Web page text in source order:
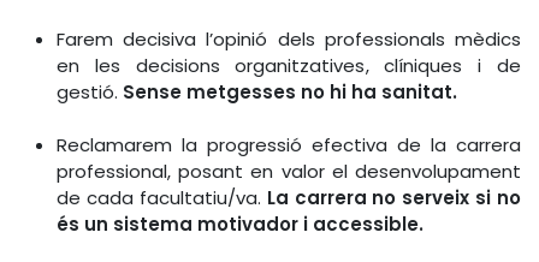
Farem decisiva l’opinió dels professionals mèdics
en les decisions organitzatives, clíniques i de
gestió. Sense metgesses no hi ha sanitat.
Reclamarem la progressió efectiva de la carrera
professional, posant en valor el desenvolupament
de cada facultatiu/va. La carrera no serveix si no
és un sistema motivador i accessible.